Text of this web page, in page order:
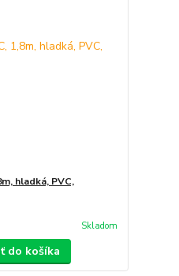
hladká, PVC,
Skladom
do košíka